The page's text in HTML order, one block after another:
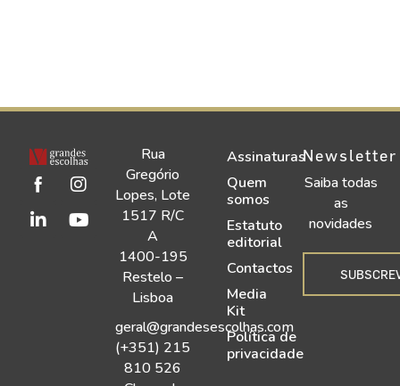
Rua
Gregório
Lopes, Lote
1517 R/C
A
1400-195
Restelo –
Lisboa
geral@grandesescolhas.com
(+351) 215
810 526
Assinaturas
Quem
somos
Estatuto
editorial
Contactos
Media
Kit
Política de
privacidade
Newsletter
Saiba todas
as
novidades